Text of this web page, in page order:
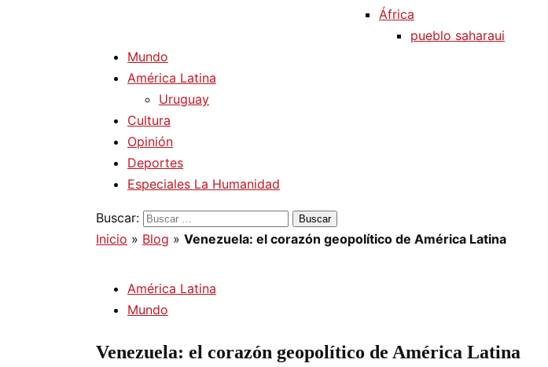
África
pueblo saharaui
Mundo
América Latina
Uruguay
Cultura
Opinión
Deportes
Especiales La Humanidad
Buscar:
Inicio » Blog » Venezuela: el corazón geopolítico de América Latina
América Latina
Mundo
Venezuela: el corazón geopolítico de América Latina